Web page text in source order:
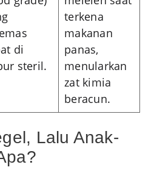
di
steril.
terkena
makanan
panas,
menularkan
zat kimia
beracun.
Lalu Anak-